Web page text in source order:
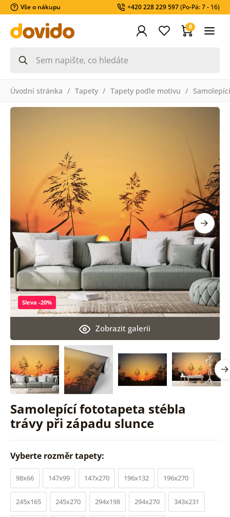
Vše o nákupu +420 228 229 597(Po-Pá: 7 - 16)
0
Úvodní stránka Tapety Tapety podle motivu
Samolepící fototapeta stébla
trávy při západu slunce
Zobrazit galerii
Sleva -20%
Vyberte rozměr tapety:
98x66 147x99 147x270 196x132 196x270
245x165 245x270 294x198 294x270 343x231